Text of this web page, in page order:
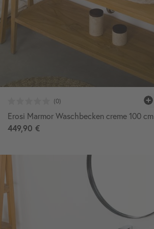
Erosi Marmor Waschbecken creme 100 cm
449,90 €